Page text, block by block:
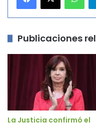
Publicaciones
La Justicia confirmó el